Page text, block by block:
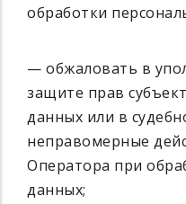
обработки
— обжаловать в
защите прав
данных или в
неправомерные
Оператора при
данных;